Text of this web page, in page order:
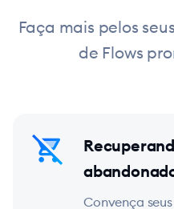
Faça mais pelos
de Flows
Convença